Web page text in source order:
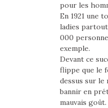
pour les
En 1921 une
ladies partout
000
exemple.
Devant ce
flippe que le
dessus sur le
bannir en
mauvais